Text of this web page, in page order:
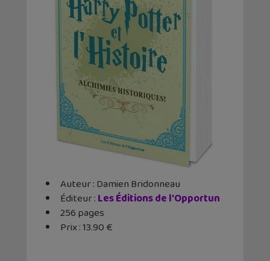
Auteur : Damien Bridonneau
Éditeur :Les Éditions de l’Opportun
256 pages
Prix : 13.90 €